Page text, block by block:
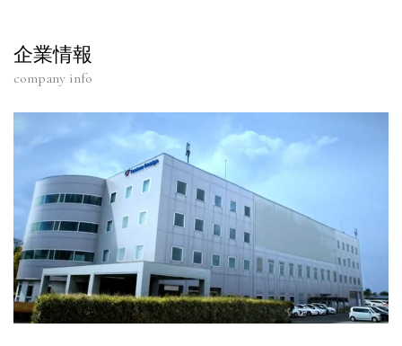
企業情報
company info